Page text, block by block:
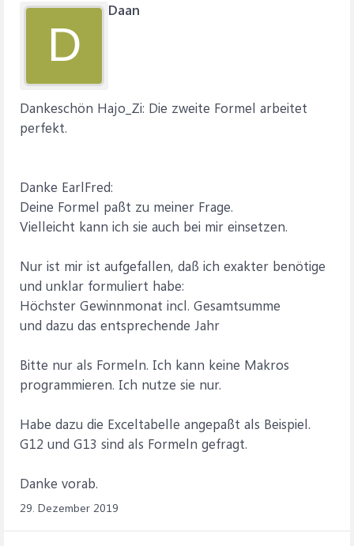
D
Daan
Dankeschön Hajo_Zi: Die zweite Formel arbeitet
perfekt.
Danke EarlFred:
Deine Formel paßt zu meiner Frage.
Vielleicht kann ich sie auch bei mir einsetzen.
Nur ist mir ist aufgefallen, daß ich exakter benötige
und unklar formuliert habe:
Höchster Gewinnmonat incl. Gesamtsumme
und dazu das entsprechende Jahr
Bitte nur als Formeln. Ich kann keine Makros
programmieren. Ich nutze sie nur.
Habe dazu die Exceltabelle angepaßt als Beispiel.
G12 und G13 sind als Formeln gefragt.
Danke vorab.
29. Dezember 2019